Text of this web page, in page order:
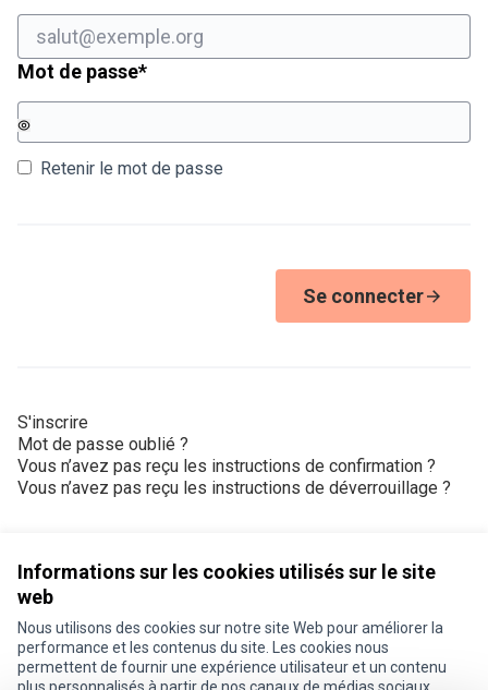
Informations sur les cookies utilisés sur le site
web
Nous utilisons des cookies sur notre site Web pour améliorer la
performance et les contenus du site. Les cookies nous
permettent de fournir une expérience utilisateur et un contenu
Mot de passe*Champ obligatoire
Retenir le mot de passe
Se connecter
S'inscrire
Mot de passe oublié ?
Vous n’avez pas reçu les instructions de confirmation ?
Vous n’avez pas reçu les instructions de déverrouillage ?
Conditions d'utilisation
Paramètres des cookies
Je participe ! sur X
Je participe ! sur Facebook
Je participe ! sur Instagram